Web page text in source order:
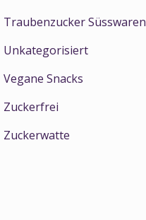
Traubenzucker Süsswaren
Unkategorisiert
Vegane Snacks
Zuckerfrei
Zuckerwatte